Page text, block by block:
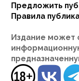
Предложить
Правила
Издание может